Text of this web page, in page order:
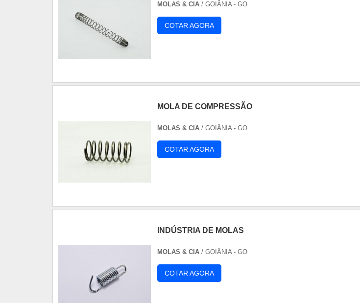
MOLAS & CIA / GOIÂNIA - GO
COTAR AGORA
MOLA DE COMPRESSÃO
MOLAS & CIA / GOIÂNIA - GO
COTAR AGORA
INDÚSTRIA DE MOLAS
MOLAS & CIA / GOIÂNIA - GO
COTAR AGORA